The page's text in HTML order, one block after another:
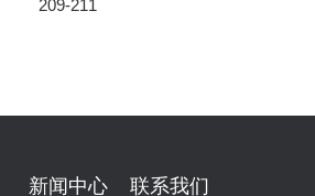
209-211
新闻中心 联系我们